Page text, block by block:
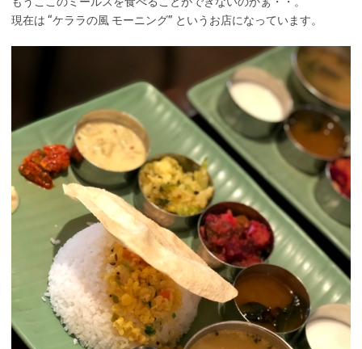
現在は “ケララの風 モーニング” というお店になっています。